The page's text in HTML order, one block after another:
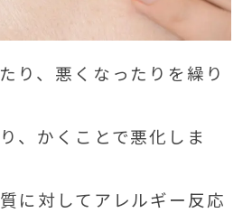
り、悪くなったりを繰り
、かくことで悪化しま
に対してアレルギー反応